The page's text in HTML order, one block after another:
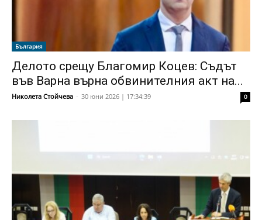
България
Делото срещу Благомир Коцев: Съдът
във Варна върна обвинителния акт на...
Николета Стойчева - 30 юни 2026 | 17:34:39 0